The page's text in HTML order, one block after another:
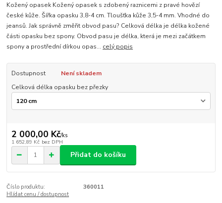
Kožený opasek Kožený opasek s zdobený raznicemi z pravé hovězí
české kůže. Šířka opasku 3,8-4 cm. Tloušťka kůže 3,5-4 mm. Vhodné do
jeansů. Jak správně změřit obvod pasu? Celková délka je délka kožené
části opasku bez spony. Obvod pasu je délka, která je mezi začátkem
spony a prostřední dírkou opas... celý popis
Dostupnost
Není skladem
Celková délka opasku bez přezky
2 000,00 Kč/ks
1 652,89 Kč bez DPH
Přidat do košíku
Číslo produktu:
360011
Hlídat cenu / dostupnost